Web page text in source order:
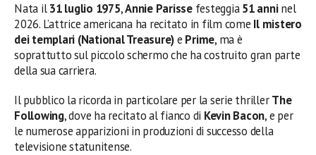
Nata il31 luglio 1975,Annie Parissefesteggia51 anninel
2026. L’attrice americana ha recitato in film come Il mistero
dei templari (National Treasure)e Prime, ma è
soprattutto sul piccolo schermo che ha costruito gran parte
della sua carriera.
Il pubblico la ricorda in particolare per la serie thrillerThe
Following, dove ha recitato al fianco di Kevin Bacon, e per
le numerose apparizioni in produzioni di successo della
televisione statunitense.